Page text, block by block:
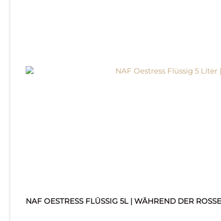
NAF OESTRESS FLÜSSIG 5L | WÄHREND DER